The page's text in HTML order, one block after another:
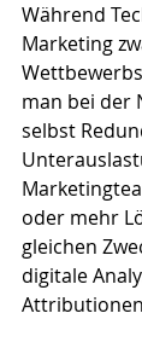
Während
Marketing
man bei der
selbst
oder mehr
gleichen
digitale